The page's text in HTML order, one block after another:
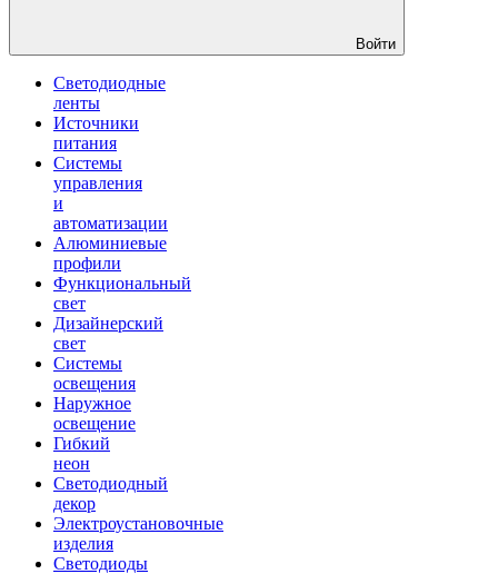
Войти
Светодиодные
ленты
Источники
питания
Системы
управления
и
автоматизации
Алюминиевые
профили
Функциональный
свет
Дизайнерский
свет
Системы
освещения
Наружное
освещение
Гибкий
неон
Светодиодный
декор
Электроустановочные
изделия
Светодиоды